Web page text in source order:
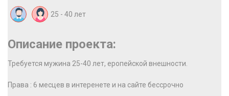
25 - 40 лет
Описание проекта:
Требуется мужина 25-40 лет, еропейской внешности.
Права : 6 месцев в интеренете и на сайте бессрочно